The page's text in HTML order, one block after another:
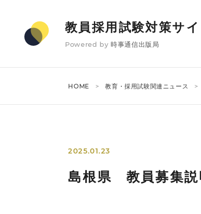
教員採用試験対策サイ
Powered by 時事通信出版局
HOME 教育・採用試験関連ニュース
2025.01.23
島根県 教員募集説